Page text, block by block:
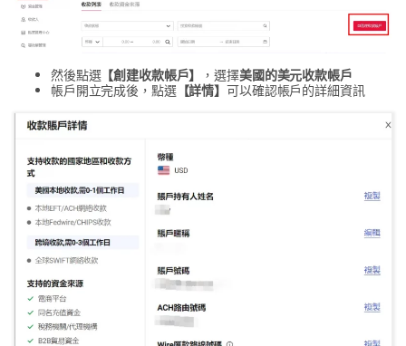
然後點選【創建收款帳戶】 ，選擇美國的美元收款帳戶
帳戶開立完成後，點選【詳情】可以確認帳戶的詳細資訊